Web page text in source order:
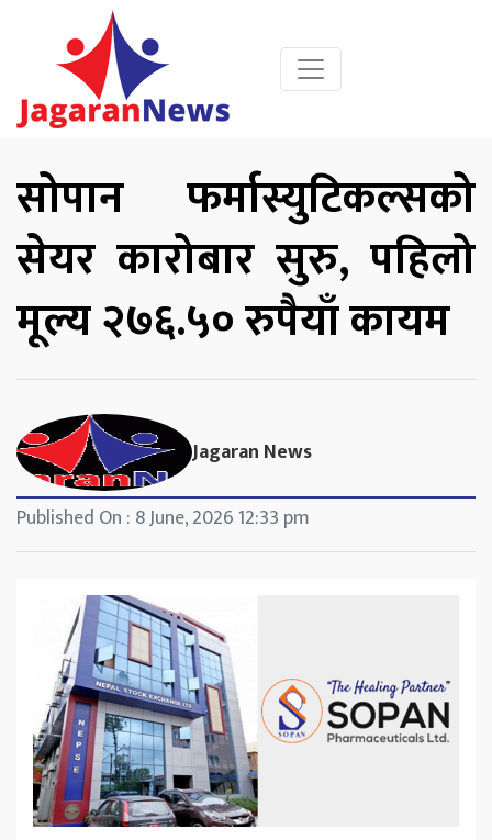
सोपान फर्मास्युटिकल्सको
सेयर कारोबार सुरु, पहिलो
मूल्य २७६.५० रुपैयाँ कायम
Jagaran News
Published On : 8 June, 2026 12:33 pm